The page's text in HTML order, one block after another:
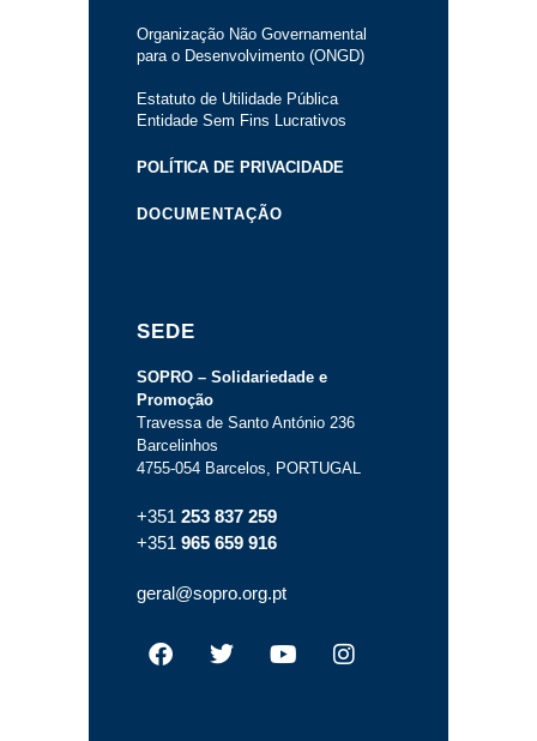
Organização Não Governamental
para o Desenvolvimento (ONGD)
Estatuto de Utilidade Pública
Entidade Sem Fins Lucrativos
POLÍTICA DE PRIVACIDADE
DOCUMENTAÇÃO
SEDE
SOPRO – Solidariedade e
Promoção
Travessa de Santo António 236
Barcelinhos
4755-054 Barcelos, PORTUGAL
+351 253 837 259
+351 965 659 916
geral@sopro.org.pt